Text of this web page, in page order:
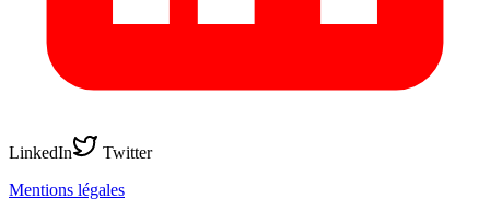
LinkedIn
Twitter
Mentions légales